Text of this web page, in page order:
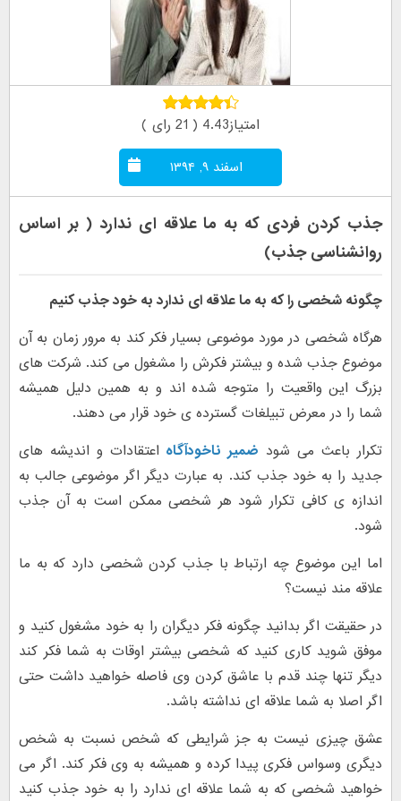
امتیاز4.43 ( 21 رای )
اسفند ۹, ۱۳۹۴
جذب کردن فردی که به ما علاقه ای ندارد ( بر اساس
روانشناسی جذب)
چگونه شخصی را که به ما علاقه ای ندارد به خود جذب کنیم
هرگاه شخصی در مورد موضوعی بسیار فکر کند به مرور زمان به آن
موضوع جذب شده و بیشتر فکرش را مشغول می کند. شرکت های
بزرگ این واقعیت را متوجه شده اند و به همین دلیل همیشه
شما را در معرض تبیلغات گسترده ی خود قرار می دهند.
تکرار باعث می شود ضمیر ناخودآگاه اعتقادات و اندیشه های
جدید را به خود جذب کند. به عبارت دیگر اگر موضوعی جالب به
اندازه ی کافی تکرار شود هر شخصی ممکن است به آن جذب
شود.
اما این موضوع چه ارتباط با جذب کردن شخصی دارد که به ما
علاقه مند نیست؟
در حقیقت اگر بدانید چگونه فکر دیگران را به خود مشغول کنید و
موفق شوید کاری کنید که شخصی بیشتر اوقات به شما فکر کند
دیگر تنها چند قدم با عاشق کردن وی فاصله خواهید داشت حتی
اگر اصلا به شما علاقه ای نداشته باشد.
عشق چیزی نیست به جز شرایطی که شخص نسبت به شخص
دیگری وسواس فکری پیدا کرده و همیشه به وی فکر کند. اگر می
خواهید شخصی که به شما علاقه ای ندارد را به خود جذب کنید